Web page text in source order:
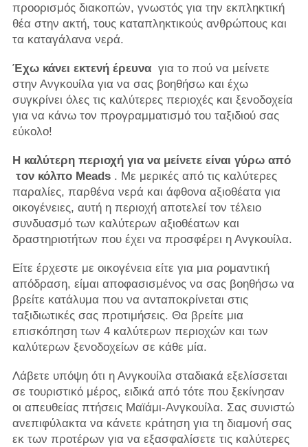
προορισμός διακοπών, γνωστός για την εκπληκτική
θέα στην ακτή, τους καταπληκτικούς ανθρώπους και
τα καταγάλανα νερά.
Έχω κάνει εκτενή έρευναγια το πού να μείνετε
στην Ανγκουίλα για να σας βοηθήσω και έχω
συγκρίνει όλες τις καλύτερες περιοχές και ξενοδοχεία
για να κάνω τον προγραμματισμό του ταξιδιού σας
εύκολο!
Η καλύτερη περιοχή για να μείνετε είναι γύρω από
τον κόλπο Meads. Με μερικές από τις καλύτερες
παραλίες, παρθένα νερά και άφθονα αξιοθέατα για
οικογένειες, αυτή η περιοχή αποτελεί τον τέλειο
συνδυασμό των καλύτερων αξιοθέατων και
δραστηριοτήτων που έχει να προσφέρει η Ανγκουίλα.
Είτε έρχεστε με οικογένεια είτε για μια ρομαντική
απόδραση, είμαι αποφασισμένος να σας βοηθήσω να
βρείτε κατάλυμα που να ανταποκρίνεται στις
ταξιδιωτικές σας προτιμήσεις. Θα βρείτε μια
επισκόπηση των 4 καλύτερων περιοχών και των
καλύτερων ξενοδοχείων σε κάθε μία.
Λάβετε υπόψη ότι η Ανγκουίλα σταδιακά εξελίσσεται
σε τουριστικό μέρος, ειδικά από τότε που ξεκίνησαν
οι απευθείας πτήσεις Μαϊάμι-Ανγκουίλα. Σας συνιστώ
ανεπιφύλακτα να κάνετε κράτηση για τη διαμονή σας
εκ των προτέρων για να εξασφαλίσετε τις καλύτερες